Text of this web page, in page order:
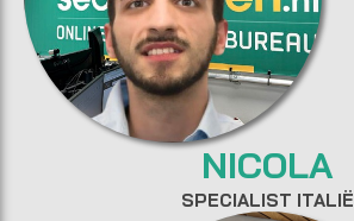
NICOLA
SPECIALIST ITALIË